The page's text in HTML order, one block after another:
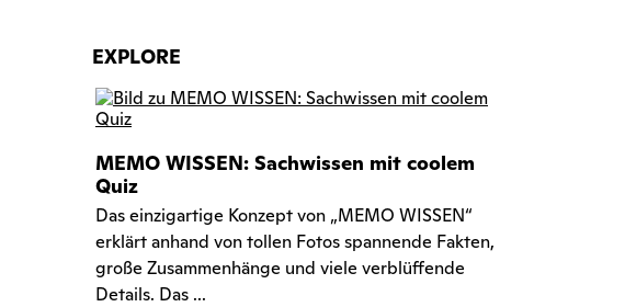
EXPLORE
MEMO WISSEN: Sachwissen mit coolem
Quiz
Das einzigartige Konzept von „MEMO WISSEN“
erklärt anhand von tollen Fotos spannende Fakten,
große Zusammenhänge und viele verblüffende
Details. Das ...